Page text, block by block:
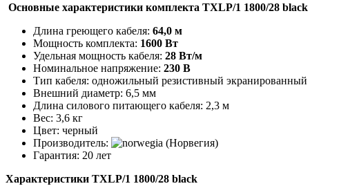
Основные характеристики комплекта TXLP/1 1800/28 black
Длина греющего кабеля: 64,0 м
Мощность комплекта: 1600 Вт
Удельная мощность кабеля: 28 Вт/м
Номинальное напряжение: 230 В
Тип кабеля: одножильный резистивный экранированный
Внешний диаметр: 6,5 мм
Длина силового питающего кабеля: 2,3 м
Вес: 3,6 кг
Цвет: черный
Производитель:
(Норвегия)
Гарантия: 20 лет
Характеристики TXLP/1 1800/28 black